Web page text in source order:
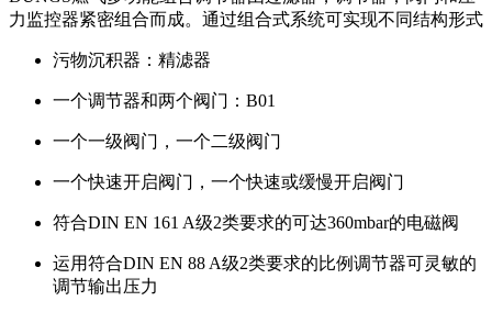
力监控器紧密组合而成。通过组合式系统可实现不同结构形式
污物沉积器：精滤器
一个调节器和两个阀门：B01
一个一级阀门，一个二级阀门
一个快速开启阀门，一个快速或缓慢开启阀门
符合DIN EN 161 A级2类要求的可达360mbar的电磁阀
运用符合DIN EN 88 A级2类要求的比例调节器可灵敏的
调节输出压力